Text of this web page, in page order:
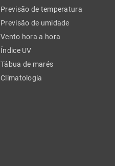
Previsão de temperatura
Previsão de umidade
Vento hora a hora
Índice UV
Tábua de marés
Climatologia